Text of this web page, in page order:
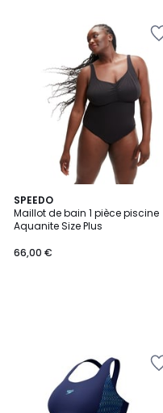
SPEEDO
Maillot de bain 1 pièce piscine
Aquanite Size Plus
66,00 €